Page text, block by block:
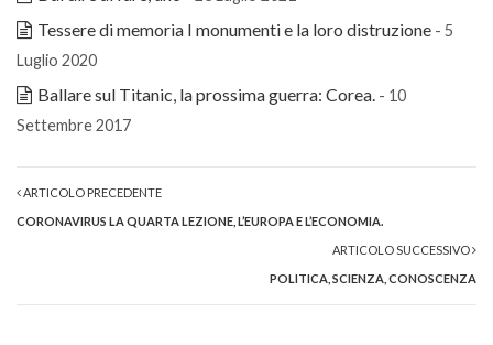
Tessere di memoria I monumenti e la loro distruzione - 5
Luglio 2020
Ballare sul Titanic, la prossima guerra: Corea. - 10
Settembre 2017
ARTICOLO PRECEDENTE
CORONAVIRUS LA QUARTA LEZIONE, L’EUROPA E L’ECONOMIA.
ARTICOLO SUCCESSIVO
POLITICA, SCIENZA, CONOSCENZA